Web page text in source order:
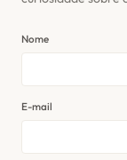
Nome
E-mail